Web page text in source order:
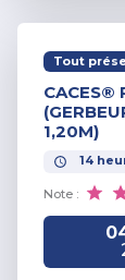
Tout
CACES®
1,20M)
14
Note :